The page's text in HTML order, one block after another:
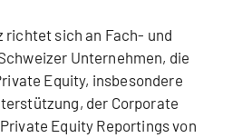
richtet sich an Fach- und
Unternehmen, die
Equity, insbesondere
der Corporate
Equity Reportings von